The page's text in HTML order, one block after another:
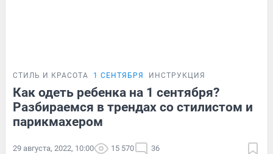
СТИЛЬ И КРАСОТА 1 СЕНТЯБРЯ ИНСТРУКЦИЯ
Как одеть ребенка на 1 сентября?
Разбираемся в трендах со стилистом и
парикмахером
29 августа, 2022, 10:00 15 570 36